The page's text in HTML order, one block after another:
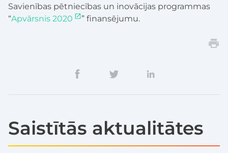
Savienības pētniecības un inovācijas programmas
“Apvārsnis 2020 ” finansējumu.
Saistītās aktualitātes